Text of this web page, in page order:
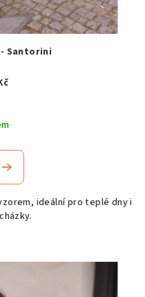
Santorini
ideální pro teplé dny i